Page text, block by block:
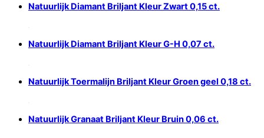
Natuurlijk Diamant Briljant Kleur Zwart 0,15 ct.
Natuurlijk Diamant Briljant Kleur G-H 0,07 ct.
Natuurlijk Toermalijn Briljant Kleur Groen geel 0,18 ct.
Natuurlijk Granaat Briljant Kleur Bruin 0,06 ct.